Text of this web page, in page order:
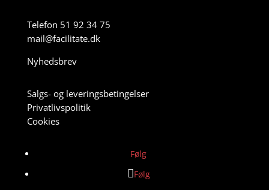
Telefon 51 92 34 75
mail@facilitate.dk
Nyhedsbrev
Salgs- og leveringsbetingelser
Privatlivspolitik
Cookies
Følg
Følg